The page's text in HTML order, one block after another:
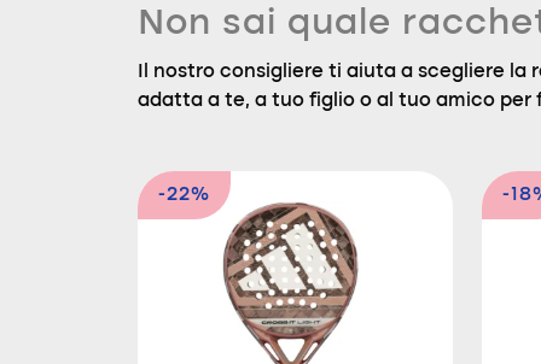
Non sai quale
Il nostro consigliere ti aiuta a scegliere la
adatta a te, a tuo figlio o al tuo amico per
-22% -